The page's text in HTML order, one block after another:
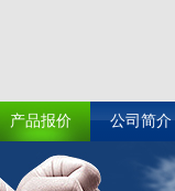
产品报价 公司简介